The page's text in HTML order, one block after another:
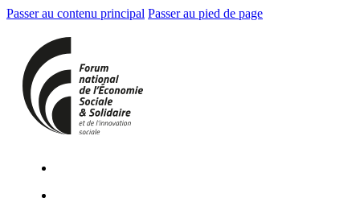
Passer au contenu principal Passer au pied de page